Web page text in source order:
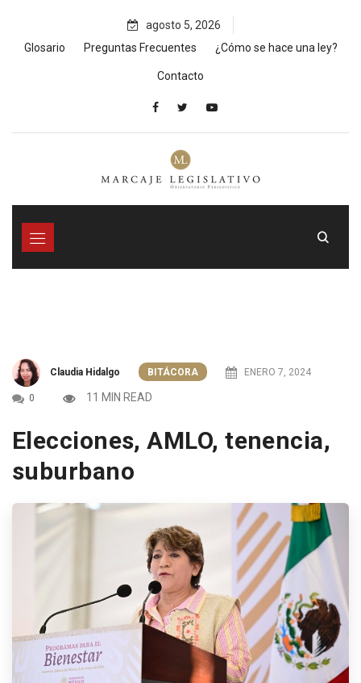
content
agosto 5, 2026
Glosario
Preguntas Frecuentes ¿Cómo se hace una ley?
Contacto
Claudia Hidalgo BITÁCORA ENERO 7, 2024
0 11 MIN READ
Elecciones, AMLO, tenencia,
suburbano